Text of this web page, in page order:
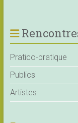
Pratico-pratique
Publics
Artistes